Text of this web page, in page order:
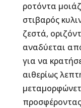
ροτόντα
στιβαρός
ζεστά,
αναδύεται
για να
αιθερίως